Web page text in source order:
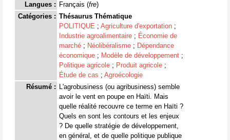
Langues : Français (fre)
Catégories : Thésaurus Thématique
POLITIQUE ; Agriculture d'exportation ;
Industrie agroalimentaire ; Économie de
marché ; Néolibéralisme ; Dépendance
économique ; Modèle de développement ;
Politique agricole ; Produit agricole ;
Étude de cas ; Agroécologie
Résumé : L'agrobusiness (ou agribusiness) semble
avoir le vent en poupe en Haïti. Mais
quelle réalité recouvre ce terme en Haïti ?
Quels en sont les contours et les enjeux
? De quelle stratégie de développement,
en général, et de quelle politique publique